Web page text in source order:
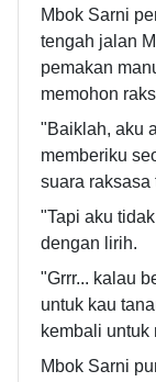
Mbok Sarni
tengah jalan
pemakan
memohon
"Baiklah, aku
memberiku
suara raksasa
"Tapi aku
dengan lirih.
"Grrr... kalau
untuk kau
kembali untuk
Mbok Sarni